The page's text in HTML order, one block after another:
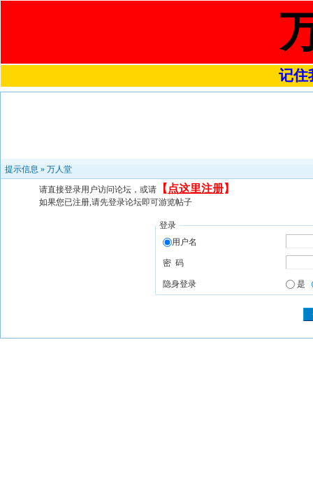
记住
提示信息 » 万人堂
请直接登录用户访问论坛，或请 【 点这里注册】
如果您已注册,请先登录论坛即可游览帖子
登录
用户名
密 码
隐身登录 是